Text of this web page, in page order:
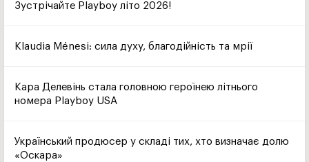
Зустрічайте Playboy літо 2026!
Klaudia Ménesi: сила духу, благодійність та мрії
Кара Делевінь стала головною героїнею літнього
номера Playboy USA
Український продюсер у складі тих, хто визначає долю
«Оскара»